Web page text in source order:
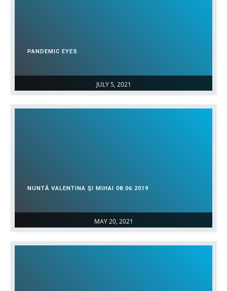
JULY 5, 2021
PANDEMIC EYES
MAY 20, 2021
NUNTĂ VALENTINA ŞI MIHAI 08.06.2019